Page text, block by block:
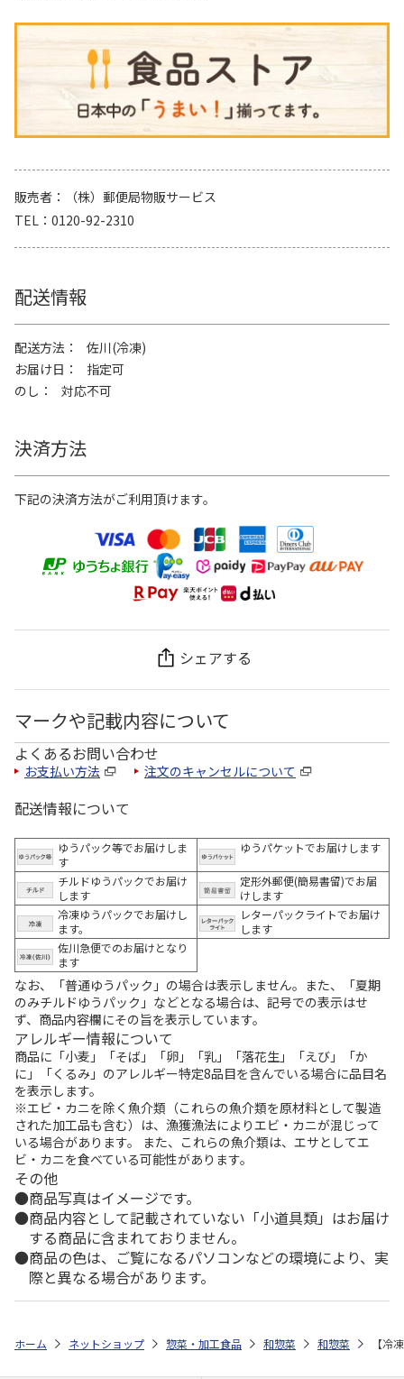
販売者
（株）郵便局物販サービス
TEL
0120-92-2310
配送情報
配送方法
佐川(冷凍)
お届け日
指定可
のし
対応不可
決済方法
下記の決済方法がご利用頂けます。
シェアする
マークや記載内容について
よくあるお問い合わせ
お支払い方法 注文のキャンセルについて
配送情報について
ゆうパック等でお届けしま
す
ゆうパケットでお届けします
チルドゆうパックでお届け
します
定形外郵便(簡易書留)でお届
けします
冷凍ゆうパックでお届けし
ます。
レターパックライトでお届け
します
佐川急便でのお届けとなり
ます
なお、「普通ゆうパック」の場合は表示しません。また、「夏期
のみチルドゆうパック」などとなる場合は、記号での表示はせ
ず、商品内容欄にその旨を表示しています。
アレルギー情報について
商品に「小麦」「そば」「卵」「乳」「落花生」「えび」「か
に」「くるみ」のアレルギー特定8品目を含んでいる場合に品目名
を表示します。
※エビ・カニを除く魚介類（これらの魚介類を原材料として製造
された加工品も含む）は、漁獲漁法によりエビ・カニが混じって
いる場合があります。 また、これらの魚介類は、エサとしてエ
ビ・カニを食べている可能性があります。
その他
商品写真はイメージです。
商品内容として記載されていない「小道具類」はお届け
する商品に含まれておりません。
商品の色は、ご覧になるパソコンなどの環境により、実
際と異なる場合があります。
ホーム ネットショップ 惣菜・加工食品 和惣菜 和惣菜 【冷